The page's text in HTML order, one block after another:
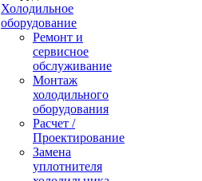
Холодильное
оборудование
Ремонт и
сервисное
обслуживание
Монтаж
холодильного
оборудования
Расчет /
Проектирование
Замена
уплотнителя